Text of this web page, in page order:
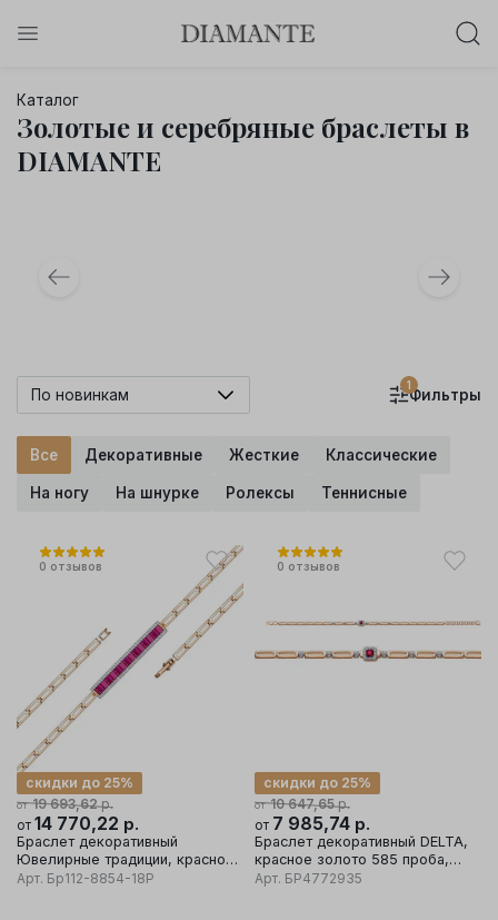
0
дней : 0 : 0 : 0
Каталог
Золотые и серебряные браслеты в
DIAMANTE
Все Декоративные Жесткие Классические
На ногу На шнурке Ролексы Теннисные
По новинкам
1
Фильтры
0 отзывов
от 19 693,62р.
скидки до 25%
от 14 770,22 р.
Браслет декоративный
Ювелирные традиции, красное
золото 585 проба, вставка
Арт. Бр112-8854-18Р
0 отзывов
от 10 647,65р.
скидки до 25%
от 7 985,74 р.
Браслет декоративный DELTA,
красное золото 585 проба,
вставка бриллиант/рубин
Арт. БР4772935